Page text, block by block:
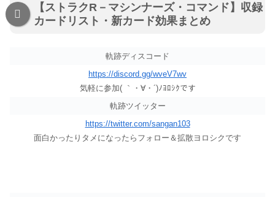
【ストラクR－マシンナーズ・コマンド】収録
カードリスト・新カード効果まとめ
軌跡ディスコード
https://discord.gg/wveV7wv
気軽に参加( ｀・∀・´)ﾉﾖﾛｼｸです
軌跡ツイッター
https://twitter.com/sangan103
面白かったりタメになったらフォロー＆拡散ヨロシクです